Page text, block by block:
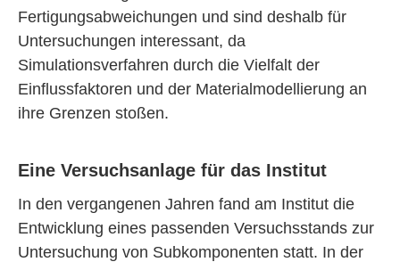
Fertigungsabweichungen und sind deshalb für
Unter­suchungen interessant, da
Simulationsverfahren durch die Vielfalt der
Einfluss­faktoren und der Materialmodellierung an
ihre Grenzen stoßen.
Eine Versuchsanlage für das Institut
In den vergangenen Jahren fand am Institut die
Entwicklung eines passenden Versuchsstands zur
Untersuchung von Subkomponenten statt. In der